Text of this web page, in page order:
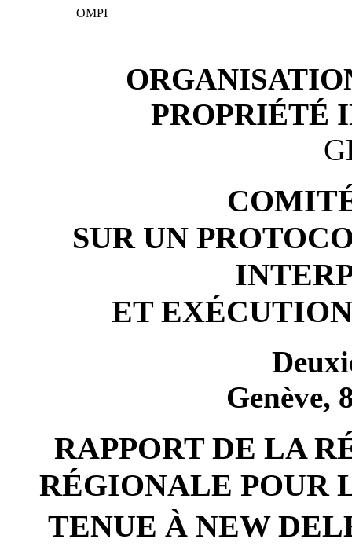
OMPI
PROPRIÉTÉ
SUR UN
ET
Genève,
RAPPORT DE LA
RÉGIONALE POUR
TENUE À NEW